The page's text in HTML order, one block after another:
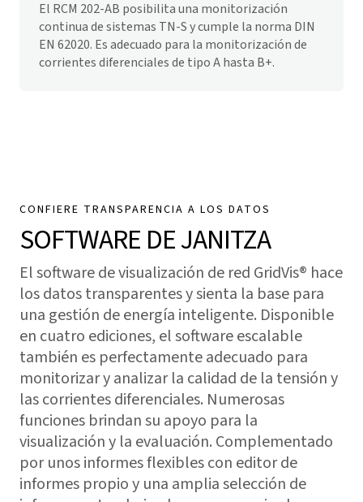
El RCM 202-AB posibilita una monitorización
continua de sistemas TN-S y cumple la norma DIN
EN 62020. Es adecuado para la monitorización de
corrientes diferenciales de tipo A hasta B+.
CONFIERE TRANSPARENCIA A LOS DATOS
SOFTWARE DE JANITZA
El software de visualización de red GridVis® hace
los datos transparentes y sienta la base para
una gestión de energía inteligente. Disponible
en cuatro ediciones, el software escalable
también es perfectamente adecuado para
monitorizar y analizar la calidad de la tensión y
las corrientes diferenciales. Numerosas
funciones brindan su apoyo para la
visualización y la evaluación. Complementado
por unos informes flexibles con editor de
informes propio y una amplia selección de